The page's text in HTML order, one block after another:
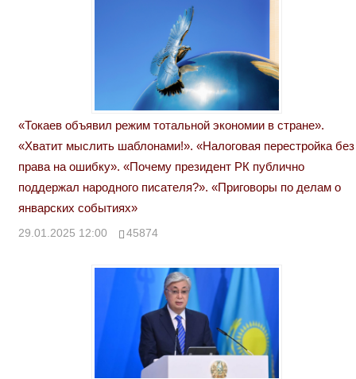
«Токаев объявил режим тотальной экономии в стране».
«Хватит мыслить шаблонами!». «Налоговая перестройка без
права на ошибку». «Почему президент РК публично
поддержал народного писателя?». «Приговоры по делам о
январских событиях»
29.01.2025 12:00 45874